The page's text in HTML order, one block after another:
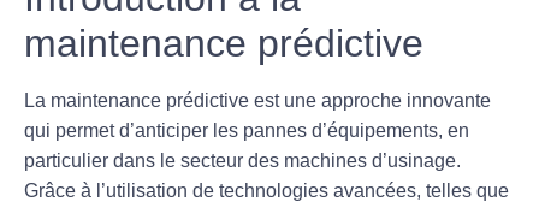
maintenance prédictive
La maintenance prédictive est une approche innovante
qui permet d’anticiper les pannes d’équipements, en
particulier dans le secteur des machines d’usinage.
Grâce à l’utilisation de technologies avancées, telles que